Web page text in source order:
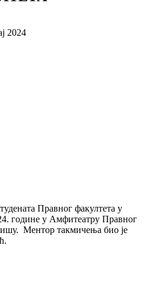
2024
Правног факултета у
године у Амфитеатру Правног
Ментор такмичења био је